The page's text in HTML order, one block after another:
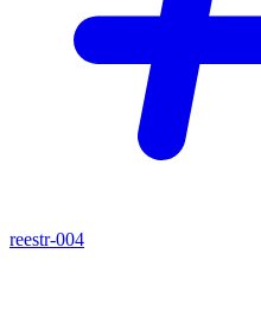
reestr-004